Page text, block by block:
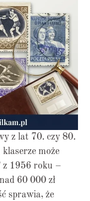
z lat 70. czy 80.
może
z 1956 roku –
60 000 zł
sprawia, że